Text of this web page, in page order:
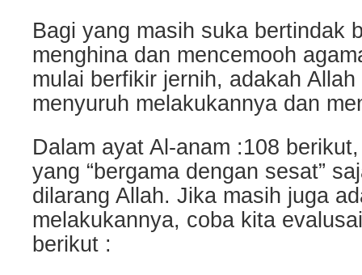
Bagi yang masih suka bertindak
menghina dan mencemooh
mulai berfikir jernih, adakah
menyuruh melakukannya dan
Dalam ayat Al-anam :108
yang “bergama dengan sesat”
dilarang Allah. Jika masih juga
melakukannya, coba kita
berikut :